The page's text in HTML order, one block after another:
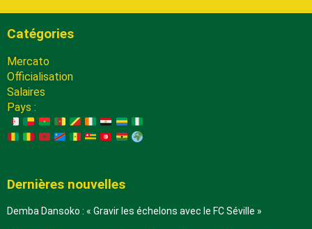
Catégories
Mercato
Officialisation
Salaires
Pays :
Dernières nouvelles
Demba Dansoko : « Gravir les échelons avec le FC Séville »